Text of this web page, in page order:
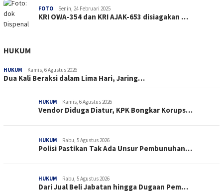
FOTO Senin, 24 Februari 2025
KRI OWA-354 dan KRI AJAK-653 disiagakan …
HUKUM
HUKUM Kamis, 6 Agustus 2026
Dua Kali Beraksi dalam Lima Hari, Jaring…
HUKUM Kamis, 6 Agustus 2026
Vendor Diduga Diatur, KPK Bongkar Korups…
HUKUM Rabu, 5 Agustus 2026
Polisi Pastikan Tak Ada Unsur Pembunuhan…
HUKUM Rabu, 5 Agustus 2026
Dari Jual Beli Jabatan hingga Dugaan Pem…